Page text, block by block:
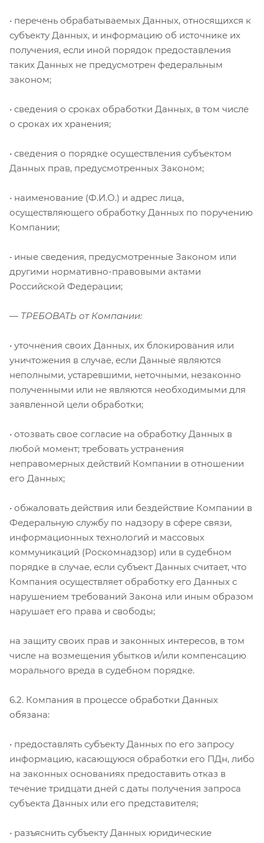
• перечень обрабатываемых Данных, относящихся к
субъекту Данных, и информацию об источнике их
получения, если иной порядок предоставления
таких Данных не предусмотрен федеральным
законом;
• сведения о сроках обработки Данных, в том числе
о сроках их хранения;
• сведения о порядке осуществления субъектом
Данных прав, предусмотренных Законом;
• наименование (Ф.И.О.) и адрес лица,
осуществляющего обработку Данных по поручению
Компании;
• иные сведения, предусмотренные Законом или
другими нормативно-правовыми актами
Российской Федерации;
— ТРЕБОВАТЬ от Компании:
• уточнения своих Данных, их блокирования или
уничтожения в случае, если Данные являются
неполными, устаревшими, неточными, незаконно
полученными или не являются необходимыми для
заявленной цели обработки;
• отозвать свое согласие на обработку Данных в
любой момент; требовать устранения
неправомерных действий Компании в отношении
его Данных;
• обжаловать действия или бездействие Компании в
Федеральную службу по надзору в сфере связи,
информационных технологий и массовых
коммуникаций (Роскомнадзор) или в судебном
порядке в случае, если субъект Данных считает, что
Компания осуществляет обработку его Данных с
нарушением требований Закона или иным образом
нарушает его права и свободы;
на защиту своих прав и законных интересов, в том
числе на возмещения убытков и/или компенсацию
морального вреда в судебном порядке.
6.2. Компания в процессе обработки Данных
обязана:
• предоставлять субъекту Данных по его запросу
информацию, касающуюся обработки его ПДн, либо
на законных основаниях предоставить отказ в
течение тридцати дней с даты получения запроса
субъекта Данных или его представителя;
• разъяснить субъекту Данных юридические